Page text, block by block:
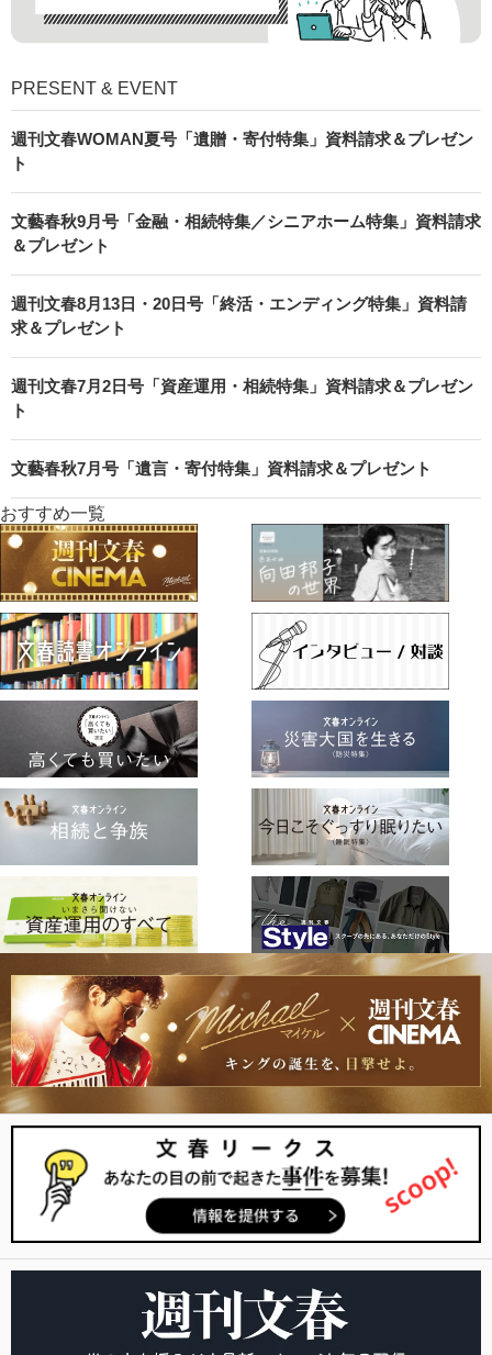
PRESENT & EVENT
週刊文春WOMAN夏号「遺贈・寄付特集」資料請求＆プレゼン
ト
文藝春秋9月号「金融・相続特集／シニアホーム特集」資料請求
＆プレゼント
週刊文春8月13日・20日号「終活・エンディング特集」資料請
求＆プレゼント
週刊文春7月2日号「資産運用・相続特集」資料請求＆プレゼン
ト
文藝春秋7月号「遺言・寄付特集」資料請求＆プレゼント
おすすめ一覧